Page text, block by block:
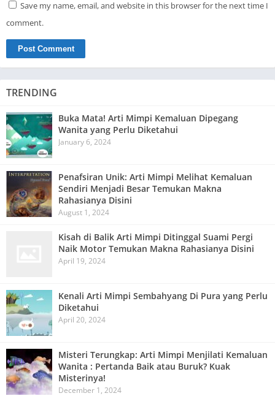
Save my name, email, and website in this browser for the next time I
comment.
TRENDING
Buka Mata! Arti Mimpi Kemaluan Dipegang
Wanita yang Perlu Diketahui
January 6, 2024
Penafsiran Unik: Arti Mimpi Melihat Kemaluan
Sendiri Menjadi Besar Temukan Makna
Rahasianya Disini
August 1, 2024
Kisah di Balik Arti Mimpi Ditinggal Suami Pergi
Naik Motor Temukan Makna Rahasianya Disini
April 19, 2024
Kenali Arti Mimpi Sembahyang Di Pura yang Perlu
Diketahui
April 20, 2024
Misteri Terungkap: Arti Mimpi Menjilati Kemaluan
Wanita : Pertanda Baik atau Buruk? Kuak
Misterinya!
December 1, 2024